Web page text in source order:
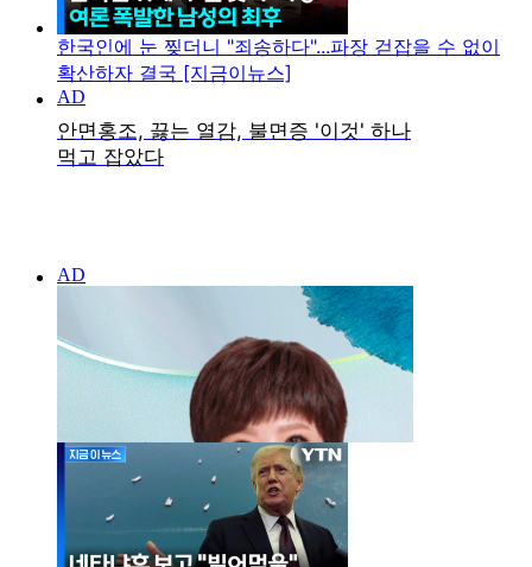
한국인에 눈 찢더니 "죄송하다"...파장 걷잡을 수 없이
확산하자 결국 [지금이뉴스]